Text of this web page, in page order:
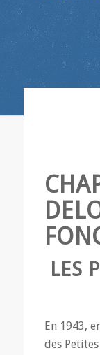
LES
En 1943,
des